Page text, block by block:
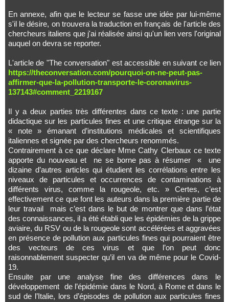
En annexe, afin que le lecteur se fasse une idée par lui-même
s'il le désire, on trouvera la traduction en français de l'article des
chercheurs italiens que j'ai réalisée ainsi qu'un lien vers l'original
auquel on devra se reporter.
L'article de "The conversation" est accessible en suivant ce lien
https://theconversation.com/pourquoi-on-ne-peut-pas-
affirmer-que-la-pollution-transporte-le-coronavirus-
137143#comment_2219167
Il y a deux parties très différentes dans ce texte : une partie
didactique sur les particules fines et une critique étrange sur la
« note » émanant d’institutions médicales et scientifiques
italiennes et signée par des chercheurs renommés.
Contrairement à ce que déclare Mme Cathy Clerbaux ce texte
apporte du nouveau et ne se borne pas à résumer « une
dizaine d’autres articles qui étudient les corrélations entre les
niveaux de particules et occurrences de contaminations à
différents virus, comme la rougeole, etc. » Certes, c’est
effectivement ce que font les auteurs dans la première partie de
leur travail mais c’est dans le but de montrer que dans l’état
des connaissances, il a été établi que les épidémies de la grippe
aviaire, du RSV ou de la rougeole sont accélérées et aggravées
en présence de pollution aux particules fines qui pourraient être
des vecteurs de ces virus et que l’on peut donc
raisonnablement suspecter qu’il en va de même pour le Covid-
19.
Ensuite par une analyse fine des différences dans le
développement de l’épidémie dans le Nord, à Rome et dans le
sud de l’Italie, lors d’épisodes de pollution aux particules fines